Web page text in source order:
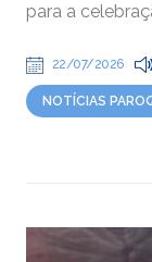
para a
22/07/2026
NOTÍCIAS